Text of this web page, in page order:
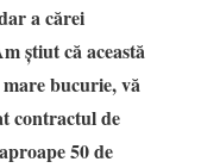
a cărei
știut că această
bucurie, vă
contractul de
50 de